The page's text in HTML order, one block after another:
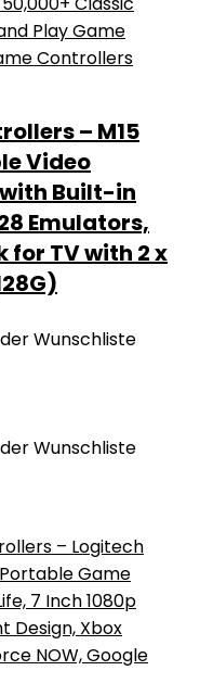
– M15
Video
Built-in
Emulators,
for TV with 2 x
Wunschliste
Wunschliste